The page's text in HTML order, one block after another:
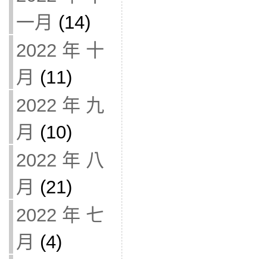
一月 (14)
2022 年 十
月 (11)
2022 年 九
月 (10)
2022 年 八
月 (21)
2022 年 七
月 (4)